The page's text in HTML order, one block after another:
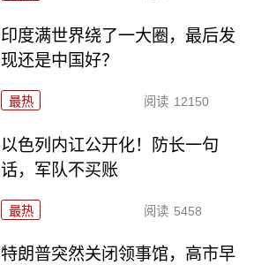
印度满世界绕了一大圈，最后发
现还是中国好？
最热 阅读 12150
以色列内讧公开化！防长一句
话，军队不买账
最热 阅读 5458
特朗普突然关闭领事馆，高市早